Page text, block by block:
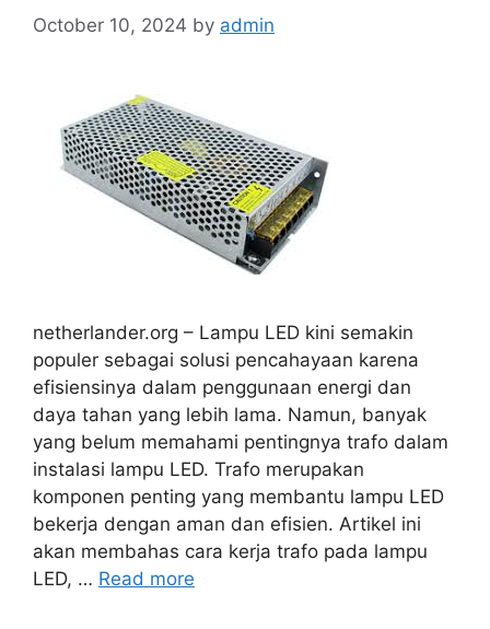
October 10, 2024 by admin
netherlander.org – Lampu LED kini semakin
populer sebagai solusi pencahayaan karena
efisiensinya dalam penggunaan energi dan
daya tahan yang lebih lama. Namun, banyak
yang belum memahami pentingnya trafo dalam
instalasi lampu LED. Trafo merupakan
komponen penting yang membantu lampu LED
bekerja dengan aman dan efisien. Artikel ini
akan membahas cara kerja trafo pada lampu
LED, … Read more